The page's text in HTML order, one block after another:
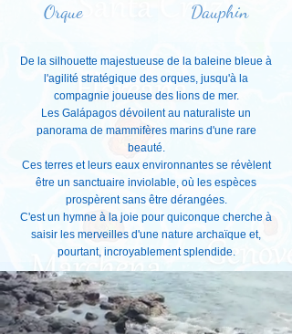
Orque Dauphin
De la silhouette majestueuse de la baleine bleue à
l'agilité stratégique des orques, jusqu'à la
compagnie joueuse des lions de mer.
Les Galápagos dévoilent au naturaliste un
panorama de mammifères marins d'une rare
beauté.
Ces terres et leurs eaux environnantes se révèlent
être un sanctuaire inviolable, où les espèces
prospèrent sans être dérangées.
C'est un hymne à la joie pour quiconque cherche à
saisir les merveilles d'une nature archaïque et,
pourtant, incroyablement splendide.